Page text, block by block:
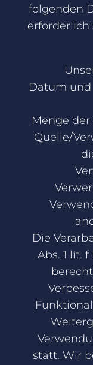
folgenden
erforderlich
Datum
Menge
Quelle/
Die
Abs. 1 lit.
statt. Wir